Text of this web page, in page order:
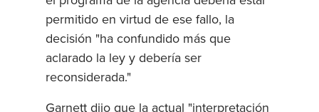
permitido en virtud de ese fallo, la
decisión "ha confundido más que
aclarado la ley y debería ser
reconsiderada."
Garnett dijo que la actual "interpretación